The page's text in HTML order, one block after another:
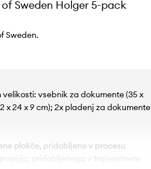
Sweden Holger 5-pack
Sweden.
vsebnik za dokumente (35 x
x 24 x 9 cm); 2x pladenj za dokumente
plošče, pridobljene v procesu
pridobljenega v trajnostnem